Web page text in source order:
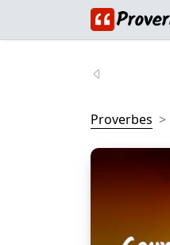
Proverbes